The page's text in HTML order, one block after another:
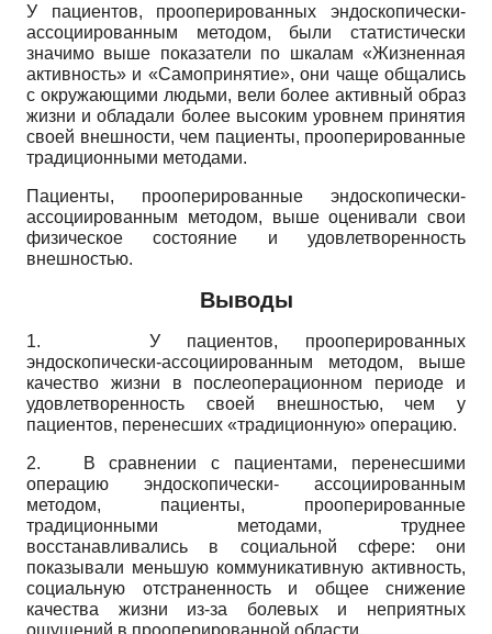
У пациентов, прооперированных эндоскопически-
ассоциированным методом, были статистически
значимо выше показатели по шкалам «Жизненная
активность» и «Самопринятие», они чаще общались
с окружающими людьми, вели более активный образ
жизни и обладали более высоким уровнем принятия
своей внешности, чем пациенты, прооперированные
традиционными методами.
Пациенты, прооперированные эндоскопически-
ассоциированным методом, выше оценивали свои
физическое состояние и удовлетворенность
внешностью.
Выводы
1. У пациентов, прооперированных
эндоскопически-ассоциированным методом, выше
качество жизни в послеоперационном периоде и
удовлетворенность своей внешностью, чем у
пациентов, перенесших «традиционную» операцию.
2.
В сравнении с пациентами, перенесшими
операцию эндоскопически- ассоциированным
методом, пациенты, прооперированные
традиционными методами, труднее
восстанавливались в социальной сфере: они
показывали меньшую коммуникативную активность,
социальную отстраненность и общее снижение
качества жизни из-за болевых и неприятных
ощущений в прооперированной области.